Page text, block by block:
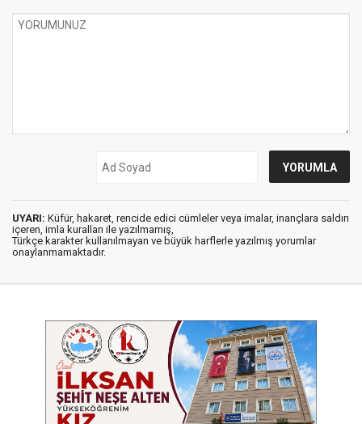
UYARI: Küfür, hakaret, rencide edici cümleler veya imalar, inançlara saldırı
içeren, imla kuralları ile yazılmamış,
Türkçe karakter kullanılmayan ve büyük harflerle yazılmış yorumlar
onaylanmamaktadır.